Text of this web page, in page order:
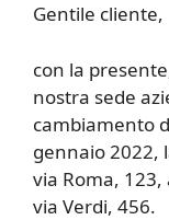
Gentile cliente,
con la
nostra sede
cambiamento
gennaio 2022,
via Roma, 123,
via Verdi, 456.